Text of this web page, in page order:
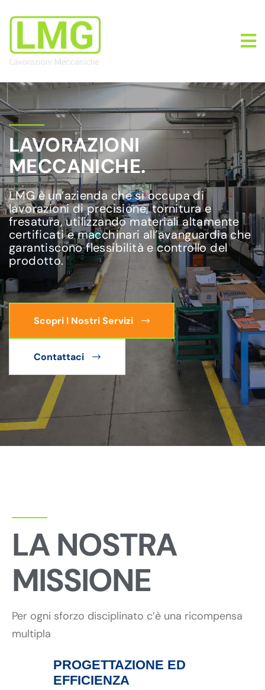
LAVORAZIONI
MECCANICHE.
LMG è un’azienda che si occupa di
lavorazioni di precisione, tornitura e
fresatura, utilizzando materiali altamente
certificati e macchinari all’avanguardia che
garantiscono flessibilità e controllo del
prodotto.
Scopri I Nostri Servizi
Contattaci
LA NOSTRA
MISSIONE
Per ogni sforzo disciplinato c’è una ricompensa
multipla
PROGETTAZIONE ED
EFFICIENZA